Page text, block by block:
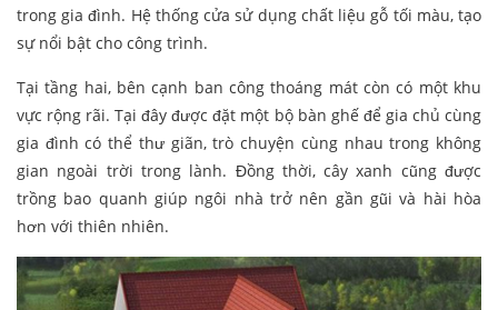
trong gia đình. Hệ thống cửa sử dụng chất liệu gỗ tối màu, tạo
sự nổi bật cho công trình.
Tại tầng hai, bên cạnh ban công thoáng mát còn có một khu
vực rộng rãi. Tại đây được đặt một bộ bàn ghế để gia chủ cùng
gia đình có thể thư giãn, trò chuyện cùng nhau trong không
gian ngoài trời trong lành. Đồng thời, cây xanh cũng được
trồng bao quanh giúp ngôi nhà trở nên gần gũi và hài hòa
hơn với thiên nhiên.